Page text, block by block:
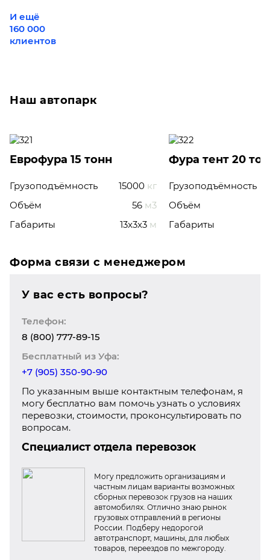
И ещё
160 000
клиентов
Наш автопарк
Еврофура 15 тонн
Грузоподъёмность 15000 кг
Объём
56 м3
Габариты
13x3x3 м
Фура тент 20
Грузоподъёмность
Объём
Габариты
Форма связи с менеджером
У вас есть вопросы?
Телефон:
8 (800) 777-89-15
Бесплатный из Уфа:
+7 (905) 350-90-90
По указанным выше контактным телефонам, я
могу бесплатно вам помочь узнать о условиях
перевозки, стоимости, проконсультировать по
вопросам.
Специалист отдела перевозок
Могу предложить организациям и
частным лицам варианты возможных
сборных перевозок грузов на наших
автомобилях. Отлично знаю рынок
грузовых отправлений в регионы
России. Подберу недорогой
автотранспорт, машины, для любых
товаров, переездов по межгороду.